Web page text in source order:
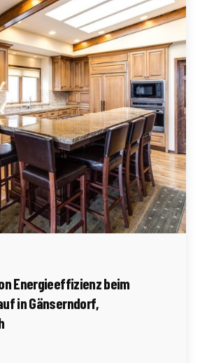
von
Immofragen AT
Energieeffizienz beim
in Gänserndorf,